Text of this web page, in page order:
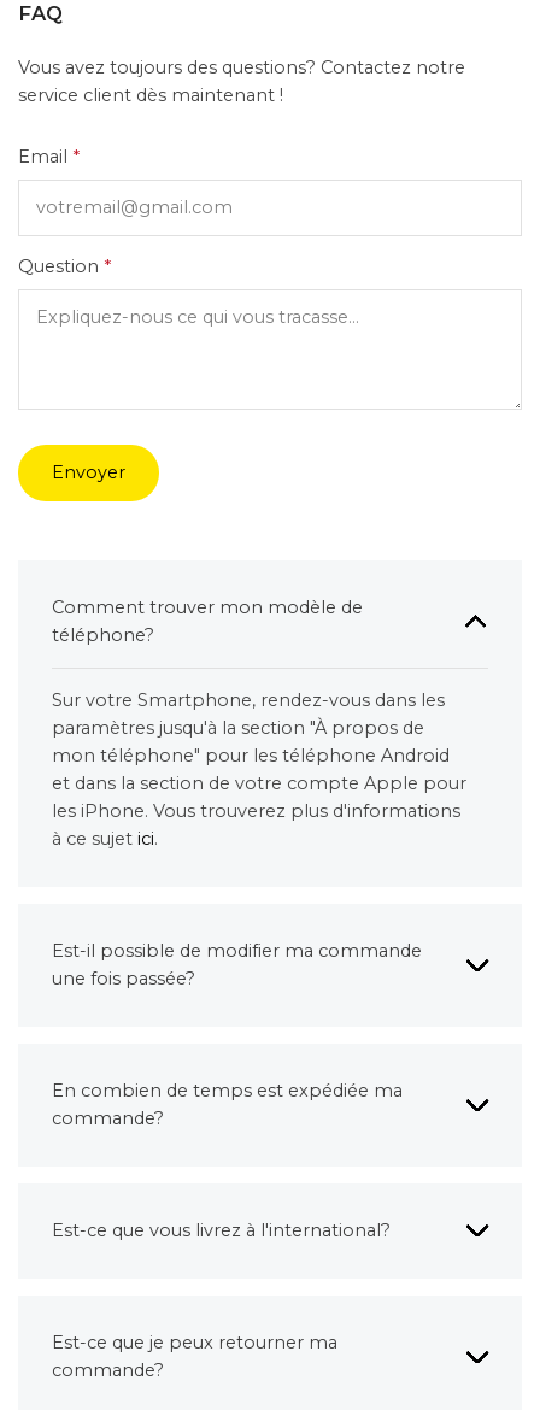
FAQ
Vous avez toujours des questions? Contactez notre
service client dès maintenant !
Email *
Question *
Envoyer
Comment trouver mon modèle de
téléphone?
Sur votre Smartphone, rendez-vous dans les
paramètres jusqu'à la section "À propos de
mon téléphone" pour les téléphone Android
et dans la section de votre compte Apple pour
les iPhone. Vous trouverez plus d'informations
à ce sujet ici.
Est-il possible de modifier ma commande
une fois passée?
En combien de temps est expédiée ma
commande?
Est-ce que vous livrez à l'international?
Est-ce que je peux retourner ma
commande?